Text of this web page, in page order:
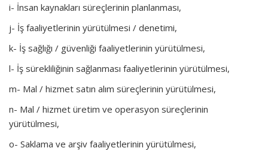
i- İnsan kaynakları süreçlerinin planlanması,
j- İş faaliyetlerinin yürütülmesi / denetimi,
k- İş sağlığı / güvenliği faaliyetlerinin yürütülmesi,
l- İş sürekliliğinin sağlanması faaliyetlerinin yürütülmesi,
m- Mal / hizmet satın alım süreçlerinin yürütülmesi,
n- Mal / hizmet üretim ve operasyon süreçlerinin
yürütülmesi,
o- Saklama ve arşiv faaliyetlerinin yürütülmesi,